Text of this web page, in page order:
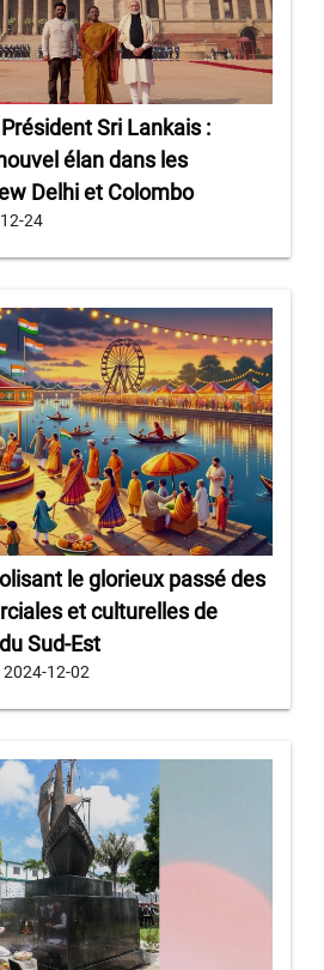
Sri Lankais :
élan dans les
Delhi et Colombo
24
le glorieux passé des
et culturelles de
Sud-Est
2024-12-02